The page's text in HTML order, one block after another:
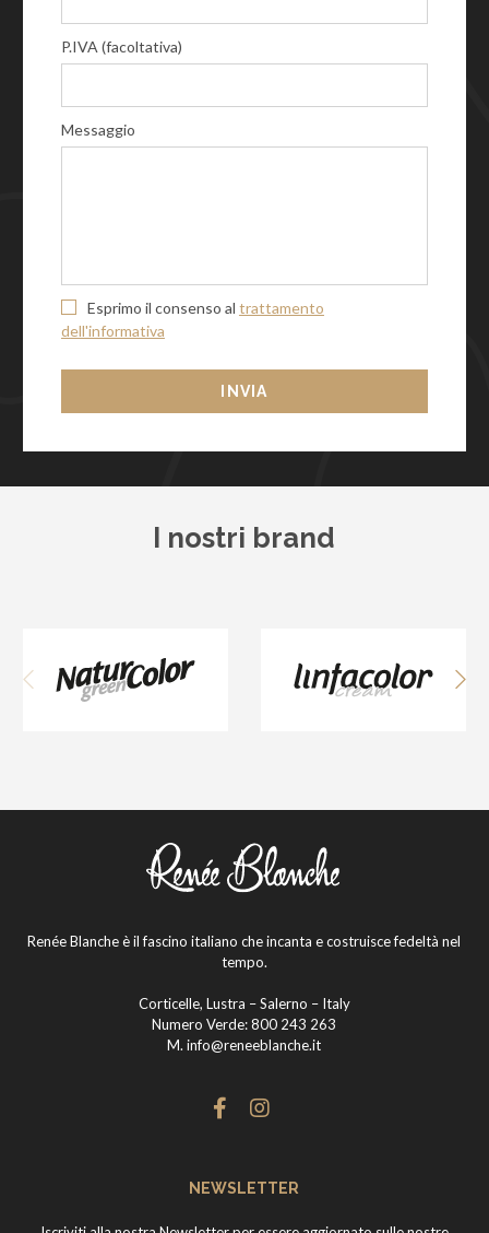
P.IVA (facoltativa)
Messaggio
Esprimo il consenso al trattamento
dell'informativa
INVIA
I nostri brand
Renée Blanche è il fascino italiano che incanta e costruisce fedeltà nel
tempo.
Corticelle, Lustra – Salerno – Italy
Numero Verde:800 243 263
M.info@reneeblanche.it
NEWSLETTER